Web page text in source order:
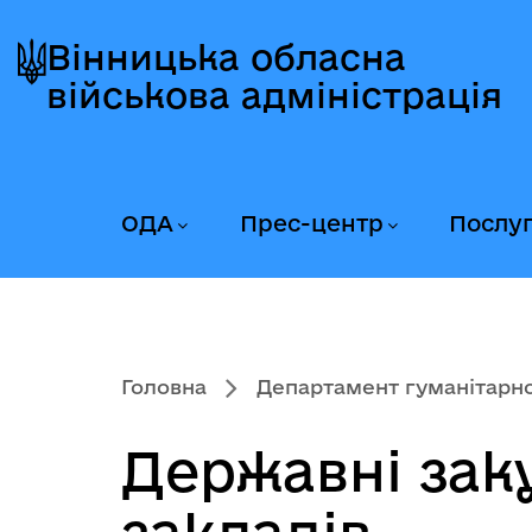
до
головного
до
головного
вмісту
до
головного
колонтитула
Вінницька обласна
військова адміністрація
ОДА Прес-центр
Головна Департамент
Державні